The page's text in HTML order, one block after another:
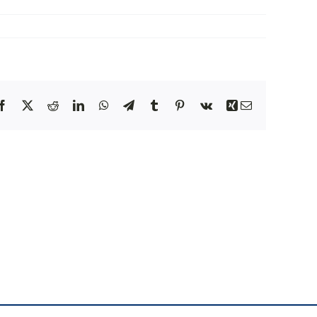
Facebook RedditLinkedInWhatsApp
TelegramTumblr Pinterest
Vk Xing Email